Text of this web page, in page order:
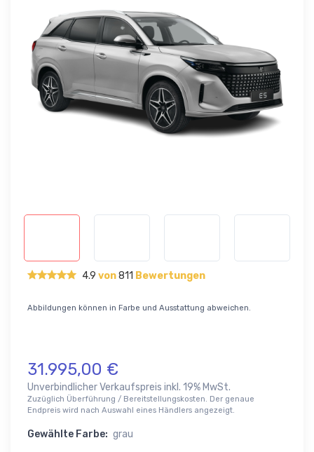
4.9 von811 Bewertungen
Abbildungen können in Farbe und Ausstattung abweichen.
31.995,00 €
Unverbindlicher Verkaufspreis inkl. 19% MwSt.
Zuzüglich Überführung / Bereitstellungskosten. Der genaue
Endpreis wird nach Auswahl eines Händlers angezeigt.
Gewählte Farbe: grau